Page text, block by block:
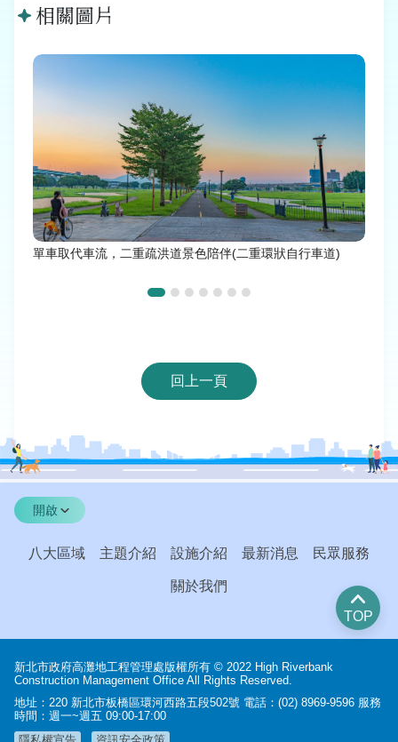
相關圖片
單車取代車流，二重疏洪道景色陪伴(二重環狀自行車道)
回上一頁
開啟
八大區域 主題介紹 設施介紹 最新消息 民眾服務
關於我們
TOP
新北市政府高灘地工程管理處版權所有 © 2022 High Riverbank
Construction Management Office All Rights Reserved.
地址：220 新北市板橋區環河西路五段502號 電話：(02) 8969-9596 服務
時間：週一~週五 09:00-17:00